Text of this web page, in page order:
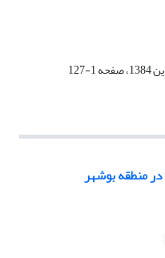
منطقه بوشهر